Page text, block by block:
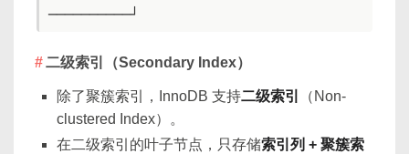
──────────┘
二级索引（Secondary Index）
除了聚簇索引，InnoDB 支持二级索引
（Non-
clustered Index）。
在二级索引的叶子节点，只存储索引列 + 聚簇索